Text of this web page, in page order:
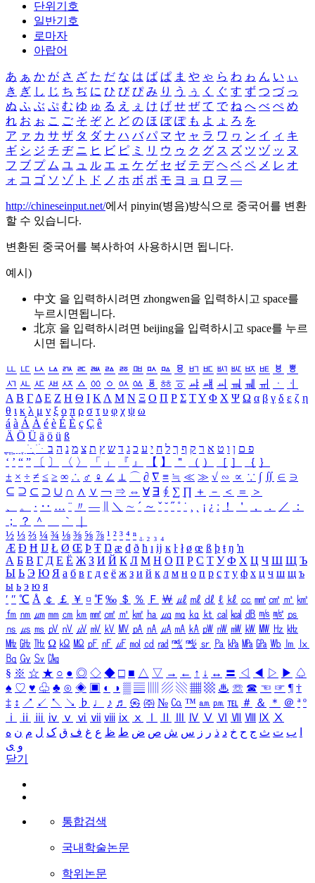
단위기호
일반기호
로마자
아랍어
あ ぁ か が さ ざ た だ な は ば ぱ ま や ゃ ら わ ゎ ん い ぃ
き ぎ し じ ち ぢ に ひ び ぴ み り う ぅ く ぐ す ず つ づ っ
ぬ ふ ぶ ぷ む ゆ ゅ る え ぇ け げ せ ぜ て で ね へ べ ぺ め
れ お ぉ こ ご そ ぞ と ど の ほ ぼ ぽ も よ ょ ろ を
ア ァ カ サ ザ タ ダ ナ ハ バ パ マ ヤ ャ ラ ワ ヮ ン イ ィ キ
ギ シ ジ チ ヂ ニ ヒ ビ ピ ミ リ ウ ゥ ク グ ス ズ ツ ヅ ッ ヌ
フ ブ プ ム ユ ュ ル エ ェ ケ ゲ セ ゼ テ デ ヘ ベ ペ メ レ オ
ォ コ ゴ ソ ゾ ト ド ノ ホ ボ ポ モ ヨ ョ ロ ヲ ―
http://chineseinput.net/에서 pinyin(병음)방식으로 중국어를 변환
할 수 있습니다.
변환된 중국어를 복사하여 사용하시면 됩니다.
예시)
中文 을 입력하시려면 zhongwen을 입력하시고 space를
누르시면됩니다.
北京 을 입력하시려면 beijing을 입력하시고 space를 누르
시면 됩니다.
ㅥ ㅦ ㅧ ㅨ ㅩ ㅪ ㅫ ㅬ ㅭ ㅮ ㅯ ㅰ ㅱ ㅲ ㅳ ㅴ ㅵ ㅶ ㅷ ㅸ
ㅹ
ㅺ ㅻ ㅼ ㅽ ㅾ ㅿ ㆀ ㆁ ㆂ ㆃ ㆄ ㆅ ㆆ ㆇ ㆈ ㆉ ㆊ ㆋ ㆌ ㆍ
ㆎ
Α Β ΓΔ Ε Ζ Η Θ Ι ΚΛ Μ Ν Ξ Ο Π Ρ Σ ΤΥ Φ Χ Ψ Ω α β γ δ ε ζ η
θ ι κ λ μ ν ξ ο π ρ σ τ υ φ χ ψ ω
á à Á À é è É È ç Ç ê
Ä Ö Ü ä ö ü ß
ִֶֹ ֻּ ׁׂ פ ם ן ו ט א ר ק ף ך ל ח י ע כ ג ד ש ץ ת צ מ נ ה ב
‘ ’ “ ” 〔 〕 〈 〉 「 」 『 』 【 】 ＂ （ ） ［ ］ ｛ ｝
± × ÷ ≠ ≤ ≥ ∞ ∴ ♂ ♀ ∠ ⊥ ⌒ ∂ ∇ ≡ ≒ ≪ ≫ √ ∽ ∝ ∵ ∫ ∬ ∈ ∋
⊆ ⊇ ⊂ ⊃ ∪ ∩ ∧ ∨ ￢ ⇒ ⇔ ∀ ∃ ∮ ∑ ∏ ＋ － ＜ ＝
＞
、
。 · ‥ … ¨ 〃 ― ＼ ∼ ´ ～ ˇ ˘ ˝ ˚ ˙ ¸ ¡ ¿ ː ！ ＇ ， ． ／
：
；
？ ＾ ｀
½ ⅓ ⅔ ¼ ¾ ⅛ ⅜ ⅝ ⅞ ¹ ² ³ ⁴ ⁿ ₁ ₂ ₃ ₄
Æ Ð Ħ Ĳ Ł Ø Œ Þ Ŧ Ŋ æ đ ð ħ ı ĳ ĸ ŀ ł ø œ ß þ ŧ ŋ ŉ
А Б В Г Д Е Ё Ж З И Й К Л М Н О П Р С Т У Ф Х Ц Ч Ш Щ Ъ
Ы Ь Э Ю Я а б в г д е ё ж з и й к л м н о п р с т у ф х ц ч ш щ ъ
ы ь э ю я
′ ″ ℃ Å ￠ ￡ ￥ ¤ ℉ ‰ ＄ ％ Ｆ ￦ ㎕ ㎖ ㎗ ℓ ㎘ ㏄ ㎣ ㎤ ㎥ ㎦
㎙ ㎚ ㎛ ㎜ ㎝ ㎞ ㎟ ㎠ ㎡ ㎢ ㏊ ㎍ ㎎ ㎏ ㏏ ㎈ ㎉ ㏈ ㎧ ㎨ ㎰
㎱ ㎲ ㎳ ㎴ ㎵ ㎶ ㎷ ㎸ ㎹ ㎀ ㎁ ㎂ ㎃ ㎄ ㎺ ㎻ ㎽ ㎾ ㎿ ㎐ ㎑
㎒ ㎓ ㎔ Ω ㏀ ㏁ ㎊ ㎋ ㎌ ㏖ ㏅ ㎭ ㎮ ㎯ ㏛ ㎩ ㎪ ㎫ ㎬ ㏝ ㏐
㏓
㏃ ㏉ ㏜ ㏆
§ ※ ☆ ★ ○ ● ◎ ◇ ◆ □ ■ △ ▽ → ← ↑ ↓ ↔ 〓 ◁ ◀ ▷ ▶ ♤
♠ ♡ ♥ ♧ ♣ ⊙ ◈ ▣ ◐ ◑ ▒ ▤ ▨ ▧ ▦ ▩ ♨ ☏ ☎ ☜ ☞ ¶ †
‡ ↕ ↗ ↙ ↖ ↘ ♭ ♩ ♪ ♬ ㉿ ㈜ № ㏇ ™ ㏂ ㏘ ℡ ＃ ＆ ＊ ＠ ª º
ⅰ
ⅱ ⅲ ⅳ ⅴ ⅵ ⅶ ⅷ ⅸ ⅹ Ⅳ Ⅴ Ⅵ Ⅶ Ⅷ Ⅸ Ⅹ
ب ت ث ج ح خ د ذ ر ز س ش ص ض ط ظ ع غ ف ق ک ل م ن ه
و ی
닫기
통합검색
국내학술논문
학위논문